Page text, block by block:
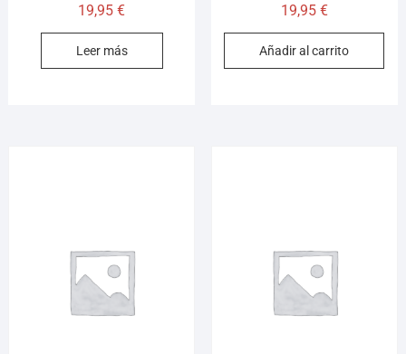
19,95€
Leer más
19,95 €
Añadir al carrito